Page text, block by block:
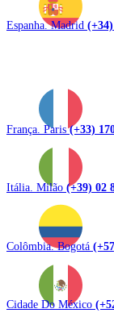
Espanha. Madrid
França. Paris(+33)
Itália. Milão (+39) 02
Colômbia. Bogotá
Cidade Do México